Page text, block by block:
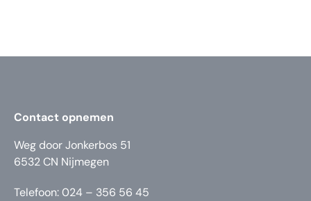
Contact opnemen
Weg door Jonkerbos 51
6532 CN Nijmegen
Telefoon: 024 – 356 56 45